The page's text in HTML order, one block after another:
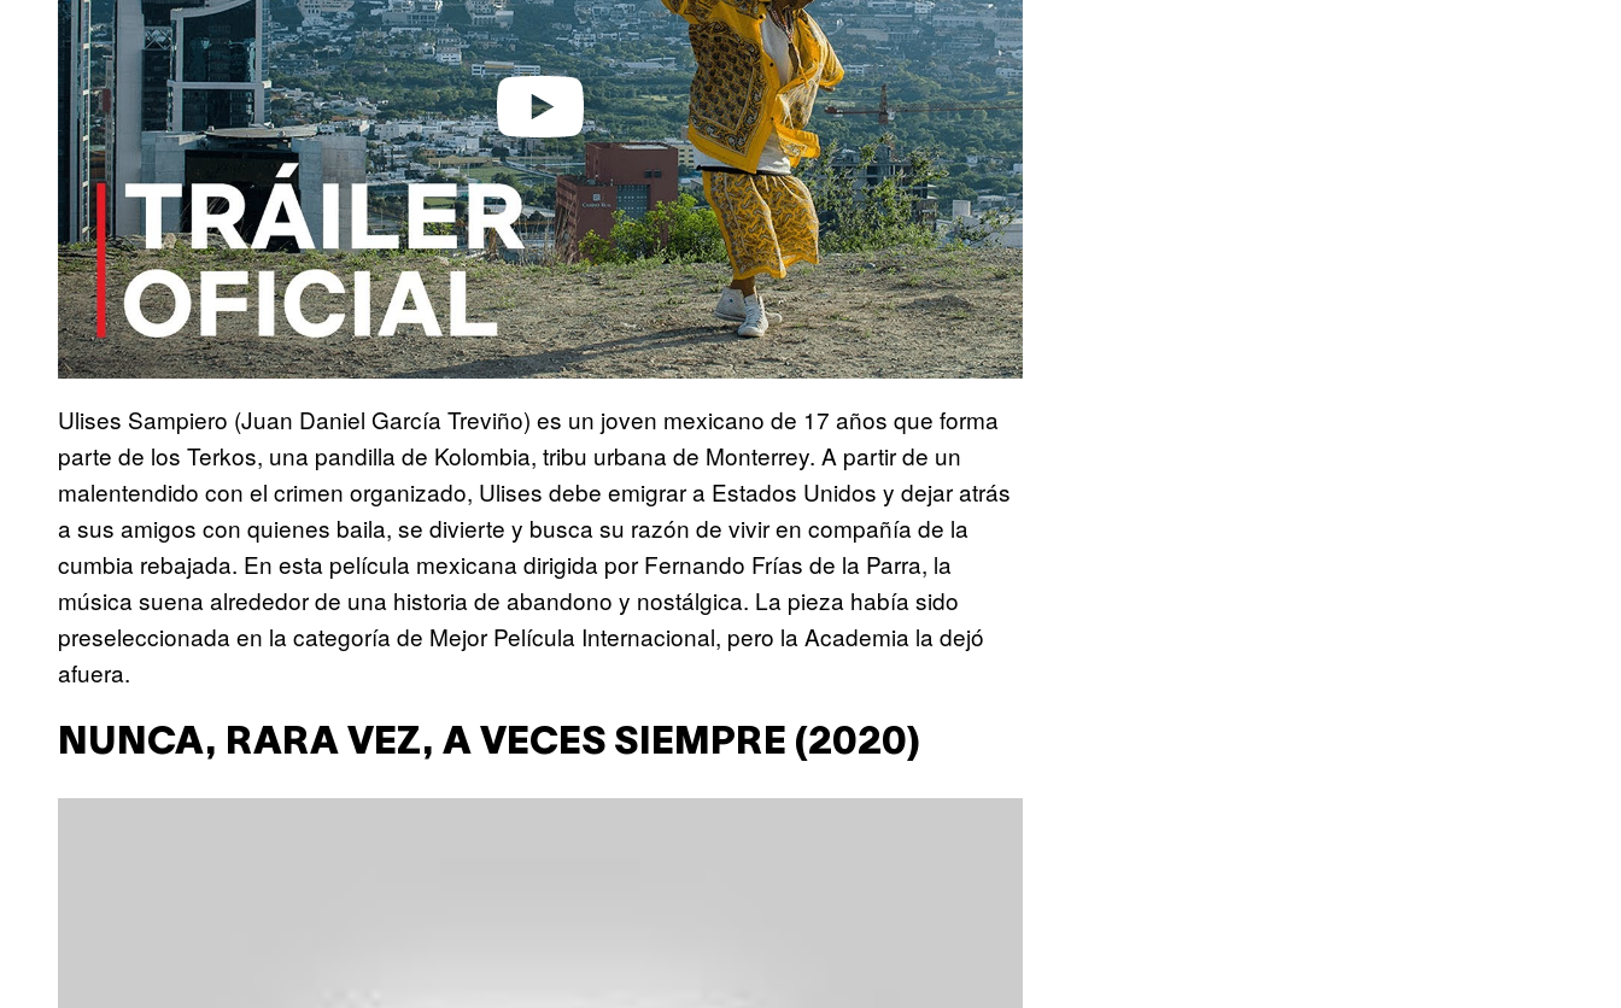
Play video
Ulises Sampiero (Juan Daniel García Treviño) es un joven mexicano de 17 años que forma
parte de los Terkos, una pandilla de Kolombia, tribu urbana de Monterrey. A partir de un
malentendido con el crimen organizado, Ulises debe emigrar a Estados Unidos y dejar atrás
a sus amigos con quienes baila, se divierte y busca su razón de vivir en compañía de la
cumbia rebajada. En esta película mexicana dirigida por Fernando Frías de la Parra, la
música suena alrededor de una historia de abandono y nostálgica. La pieza había sido
preseleccionada en la categoría de Mejor Película Internacional, pero la Academia la dejó
afuera.
NUNCA, RARA VEZ, A VECES SIEMPRE (2020)